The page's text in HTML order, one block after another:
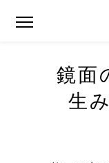
鏡面
生